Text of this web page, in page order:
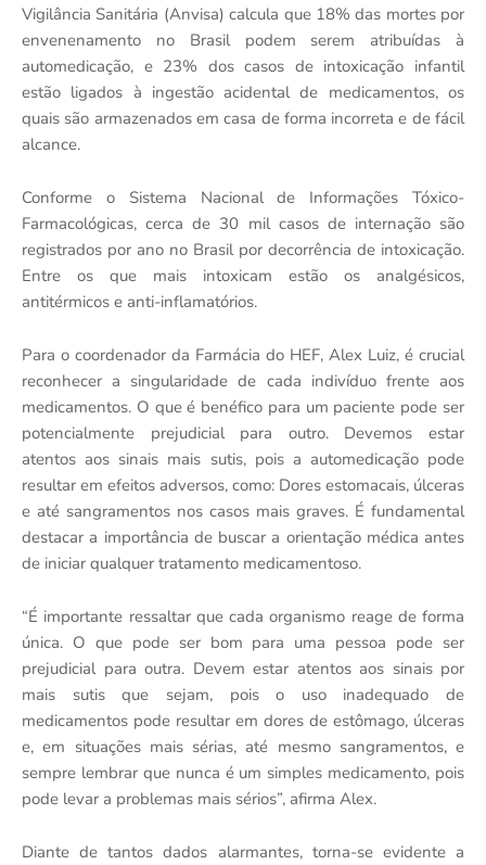
Vigilância Sanitária (Anvisa) calcula que 18% das mortes por
envenenamento no Brasil podem serem atribuídas à
automedicação, e 23% dos casos de intoxicação infantil
estão ligados à ingestão acidental de medicamentos, os
quais são armazenados em casa de forma incorreta e de fácil
alcance.
Conforme o Sistema Nacional de Informações Tóxico-
Farmacológicas, cerca de 30 mil casos de internação são
registrados por ano no Brasil por decorrência de intoxicação.
Entre os que mais intoxicam estão os analgésicos,
antitérmicos e anti-inflamatórios.
Para o coordenador da Farmácia do HEF, Alex Luiz, é crucial
reconhecer a singularidade de cada indivíduo frente aos
medicamentos. O que é benéfico para um paciente pode ser
potencialmente prejudicial para outro. Devemos estar
atentos aos sinais mais sutis, pois a automedicação pode
resultar em efeitos adversos, como: Dores estomacais, úlceras
e até sangramentos nos casos mais graves. É fundamental
destacar a importância de buscar a orientação médica antes
de iniciar qualquer tratamento medicamentoso.
“É importante ressaltar que cada organismo reage de forma
única. O que pode ser bom para uma pessoa pode ser
prejudicial para outra. Devem estar atentos aos sinais por
mais sutis que sejam, pois o uso inadequado de
medicamentos pode resultar em dores de estômago, úlceras
e, em situações mais sérias, até mesmo sangramentos, e
sempre lembrar que nunca é um simples medicamento, pois
pode levar a problemas mais sérios”, afirma Alex.
Diante de tantos dados alarmantes, torna-se evidente a